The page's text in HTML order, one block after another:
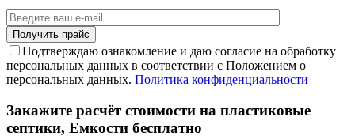
Подтверждаю ознакомление и даю согласие на обработку
персональных данных в соответствии с Положением о
персональных данных. Политика конфиденциальности
Закажите расчёт стоимости на пластиковые
септики, Емкости бесплатно